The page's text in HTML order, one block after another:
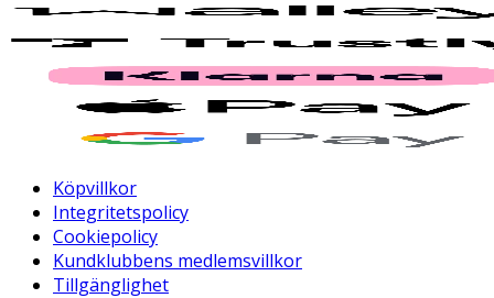
Köpvillkor
Integritetspolicy
Cookiepolicy
Kundklubbens medlemsvillkor
Tillgänglighet